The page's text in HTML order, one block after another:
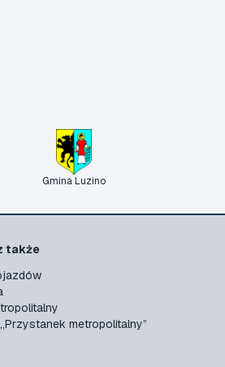
Gmina Luzino
także
metropolitalny”